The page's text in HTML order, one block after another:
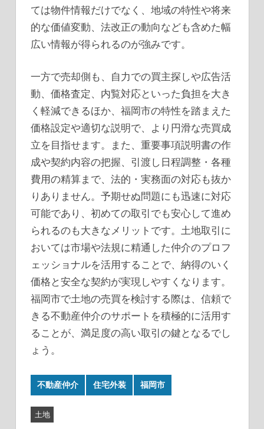
ては物件情報だけでなく、地域の特性や将来
的な価値変動、法改正の動向なども含めた幅
広い情報が得られるのが強みです。
一方で売却側も、自力での買主探しや広告活
動、価格査定、内覧対応といった負担を大き
く軽減できるほか、福岡市の特性を踏まえた
価格設定や適切な説明で、より円滑な売買成
立を目指せます。また、重要事項説明書の作
成や契約内容の把握、引渡し日程調整・各種
費用の精算まで、法的・実務面の対応も抜か
りありません。予期せぬ問題にも迅速に対応
可能であり、初めての取引でも安心して進め
られるのも大きなメリットです。土地取引に
おいては市場や法規に精通した仲介のプロフ
ェッショナルを活用することで、納得のいく
価格と安全な契約が実現しやすくなります。
福岡市で土地の売買を検討する際は、信頼で
きる不動産仲介のサポートを積極的に活用す
ることが、満足度の高い取引の鍵となるでし
ょう。
不動産仲介 住宅外装 福岡市
土地